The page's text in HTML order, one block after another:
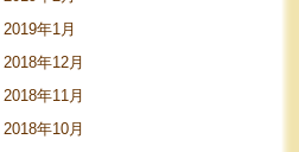
2019年1月
2018年12月
2018年11月
2018年10月